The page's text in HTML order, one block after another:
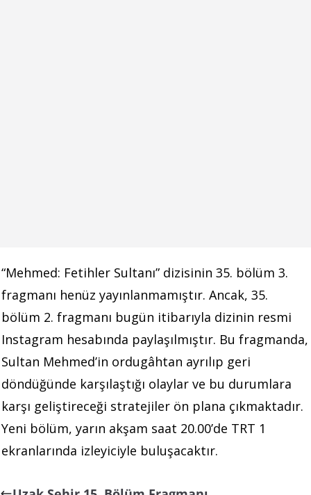
“Mehmed: Fetihler Sultanı” dizisinin 35. bölüm 3.
fragmanı henüz yayınlanmamıştır. Ancak, 35.
bölüm 2. fragmanı bugün itibarıyla dizinin resmi
Instagram hesabında paylaşılmıştır. Bu fragmanda,
Sultan Mehmed’in ordugâhtan ayrılıp geri
döndüğünde karşılaştığı olaylar ve bu durumlara
karşı geliştireceği stratejiler ön plana çıkmaktadır.
Yeni bölüm, yarın akşam saat 20.00’de TRT 1
ekranlarında izleyiciyle buluşacaktır.